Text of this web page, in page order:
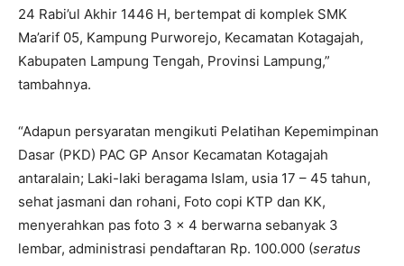
24 Rabi’ul Akhir 1446 H, bertempat di komplek SMK
Ma’arif 05, Kampung Purworejo, Kecamatan Kotagajah,
Kabupaten Lampung Tengah, Provinsi Lampung,”
tambahnya.
“Adapun persyaratan mengikuti Pelatihan Kepemimpinan
Dasar (PKD) PAC GP Ansor Kecamatan Kotagajah
antaralain; Laki-laki beragama Islam, usia 17 – 45 tahun,
sehat jasmani dan rohani, Foto copi KTP dan KK,
menyerahkan pas foto 3 x 4 berwarna sebanyak 3
lembar, administrasi pendaftaran Rp. 100.000 (seratus